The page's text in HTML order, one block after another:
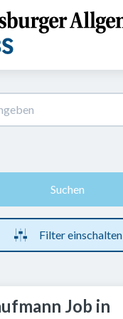
Suchen
Filter einschalten
Job in